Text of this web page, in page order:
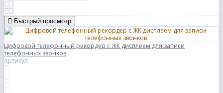
Быстрый просмотр
Цифровой телефонный рекордер с ЖК дисплеем для записи
телефонных звонков
Артикул: -